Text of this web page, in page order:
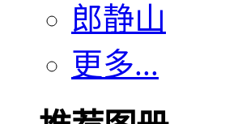
郎静山
更多...